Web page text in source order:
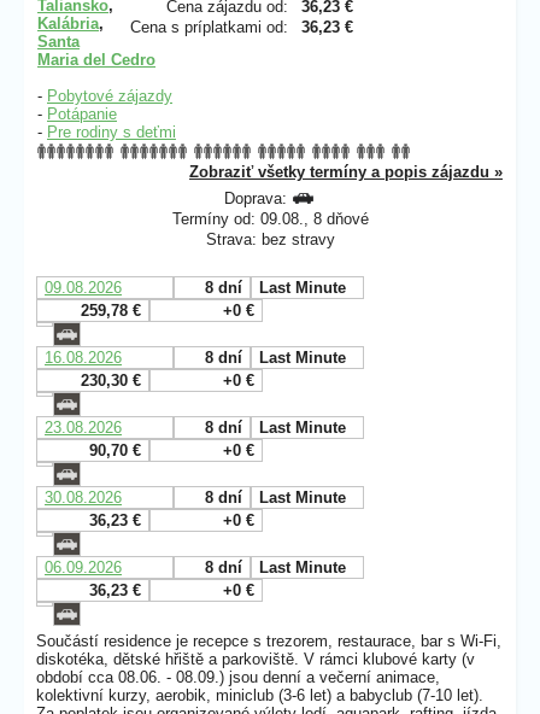
Cena zájazdu od:
36,23 €
Cena s príplatkami od:
36,23 €
Taliansko,
Kalábria,
Santa
Maria del Cedro
- Pobytové zájazdy
- Potápanie
- Pre rodiny s deťmi
Zobraziť všetky termíny a popis zájazdu »
Doprava:
Termíny od: 09.08., 8 dňové
Strava: bez stravy
09.08.2026 8 dní
Last Minute
259,78 €
+0 €
16.08.2026 8 dní
Last Minute
230,30 €
+0 €
23.08.2026 8 dní
Last Minute
90,70 €
+0 €
30.08.2026 8 dní
Last Minute
36,23 €
+0 €
06.09.2026 8 dní
Last Minute
36,23 €
+0 €
Součástí residence je recepce s trezorem, restaurace, bar s Wi-Fi,
diskotéka, dětské hřiště a parkoviště. V rámci klubové karty (v
období cca 08.06. - 08.09.) jsou denní a večerní animace,
kolektivní kurzy, aerobik, miniclub (3-6 let) a babyclub (7-10 let).